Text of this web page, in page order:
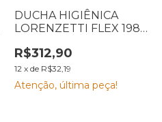
DUCHA HIGIÊNICA
LORENZETTI FLEX 1984
R$312,90
12 x de R$32,19
Atenção, última peça!